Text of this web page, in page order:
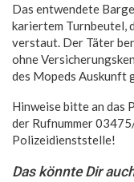
Das entwendete
kariertem Turnbeutel,
verstaut. Der Täter
ohne
des Mopeds Auskunft
Hinweise bitte an das
der Rufnummer
Polizeidienststelle!
Das könnte Dir